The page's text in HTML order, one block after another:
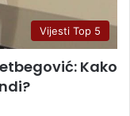
Vijesti Top 5
Kako